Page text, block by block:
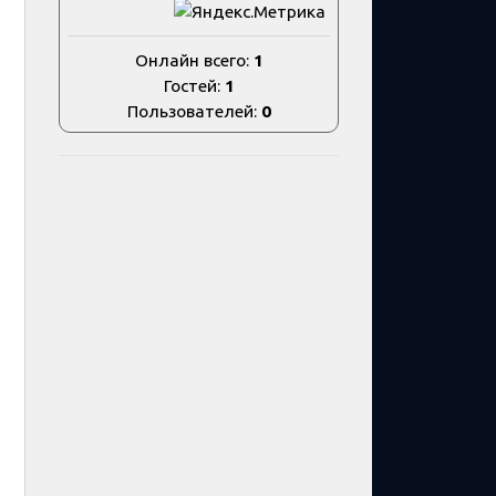
Онлайн всего: 1
Гостей: 1
Пользователей: 0